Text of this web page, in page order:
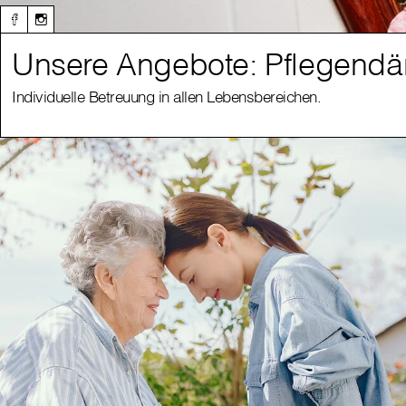
Unsere Angebote:
Individuelle Betreuung in allen Lebensbereichen.